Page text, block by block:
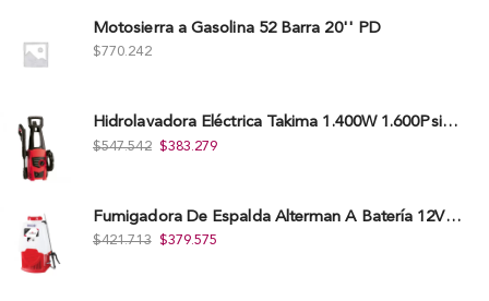
Motosierra a Gasolina 52 Barra 20'' PD
$770.242
Hidrolavadora Eléctrica Takima 1.400W 1.600Psi, Tkepw-1600-A.
$547.542 $383.279
Fumigadora De Espalda Alterman A Baterí­a 12V/12Ah, 20Litros, Xkes20.
$421.713 $379.575